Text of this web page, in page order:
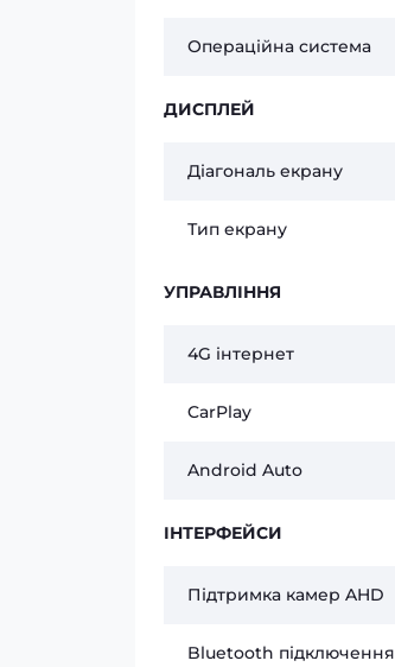
Операційна система
ДИСПЛЕЙ
Діагональ екрану
Тип екрану
УПРАВЛІННЯ
4G інтернет
CarPlay
Android Auto
ІНТЕРФЕЙСИ
Підтримка камер AHD
Bluetooth підключення